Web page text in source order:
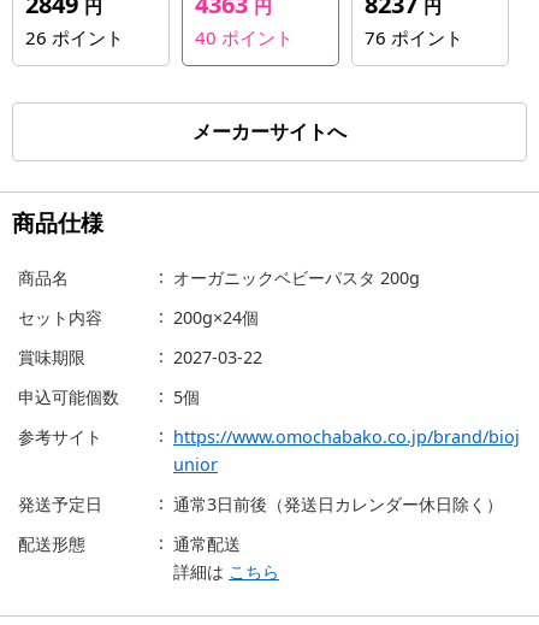
円
26 ポイント
円
40 ポイント
円
76 ポイント
メーカーサイトへ
商品仕様
商品名
オーガニックベビーパスタ 200g
セット内容
200g×24個
賞味期限
2027-03-22
申込可能個数
5個
参考サイト
https://www.omochabako.co.jp/brand/bioj
unior
発送予定日
通常3日前後（発送日カレンダー休日除く）
配送形態
通常配送
詳細は こちら